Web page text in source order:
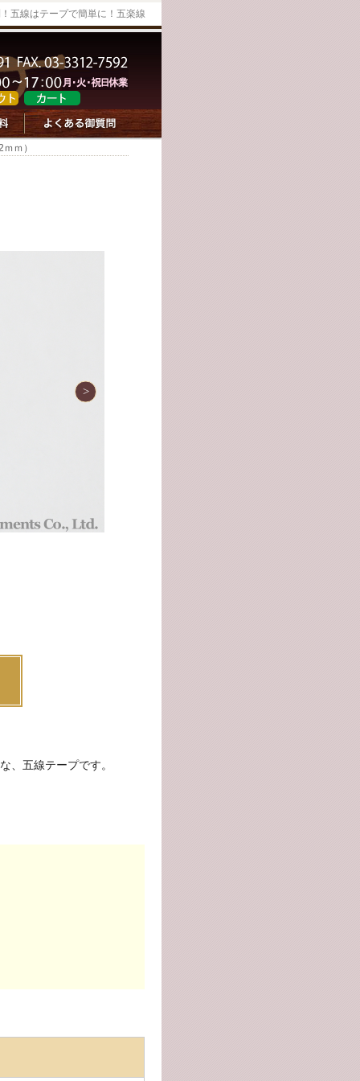
五線はテープで簡単に！五楽線
ｍ）
、五線テープです。